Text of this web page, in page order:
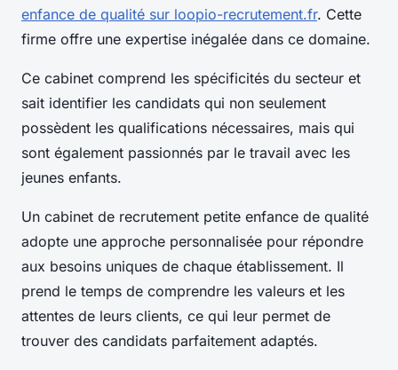
enfance de qualité sur loopio-recrutement.fr. Cette
firme offre une expertise inégalée dans ce domaine.
Ce cabinet comprend les spécificités du secteur et
sait identifier les candidats qui non seulement
possèdent les qualifications nécessaires, mais qui
sont également passionnés par le travail avec les
jeunes enfants.
Un cabinet de recrutement petite enfance de qualité
adopte une approche personnalisée pour répondre
aux besoins uniques de chaque établissement. Il
prend le temps de comprendre les valeurs et les
attentes de leurs clients, ce qui leur permet de
trouver des candidats parfaitement adaptés.